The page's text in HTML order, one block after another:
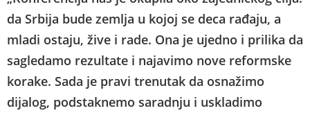
da Srbija bude zemlja u kojoj se deca rađaju, a
mladi ostaju, žive i rade. Ona je ujedno i prilika da
sagledamo rezultate i najavimo nove reformske
korake. Sada je pravi trenutak da osnažimo
dijalog, podstaknemo saradnju i uskladimo